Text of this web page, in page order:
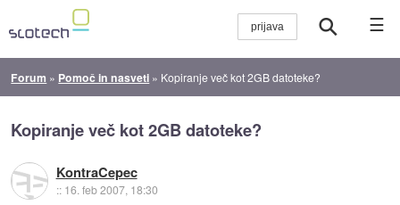
☰
Forum » Pomoč in nasveti » Kopiranje več kot 2GB datoteke?
Kopiranje več kot 2GB datoteke?
KontraCepec
:: 16. feb 2007, 18:30